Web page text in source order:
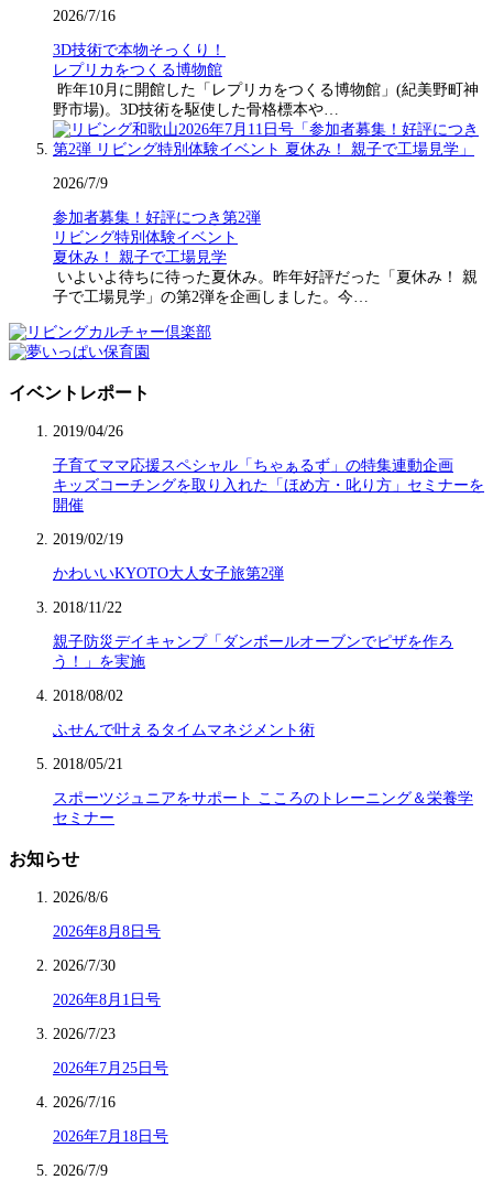
2026/7/16
3D技術で本物そっくり！
レプリカをつくる博物館
昨年10月に開館した「レプリカをつくる博物館」(紀美野町神
野市場)。3D技術を駆使した骨格標本や…
2026/7/9
参加者募集！好評につき第2弾
リビング特別体験イベント
夏休み！ 親子で工場見学
いよいよ待ちに待った夏休み。昨年好評だった「夏休み！ 親
子で工場見学」の第2弾を企画しました。今…
イベントレポート
2019/04/26
子育てママ応援スペシャル「ちゃぁるず」の特集連動企画
キッズコーチングを取り入れた「ほめ方・叱り方」セミナーを
開催
2019/02/19
かわいいKYOTO大人女子旅第2弾
2018/11/22
親子防災デイキャンプ「ダンボールオーブンでピザを作ろ
う！」を実施
2018/08/02
ふせんで叶えるタイムマネジメント術
2018/05/21
スポーツジュニアをサポート こころのトレーニング＆栄養学
セミナー
お知らせ
2026/8/6
2026年8月8日号
2026/7/30
2026年8月1日号
2026/7/23
2026年7月25日号
2026/7/16
2026年7月18日号
2026/7/9